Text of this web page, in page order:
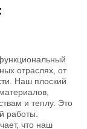
отраслях, от
Наш плоский
и теплу. Это
работы.
что наш